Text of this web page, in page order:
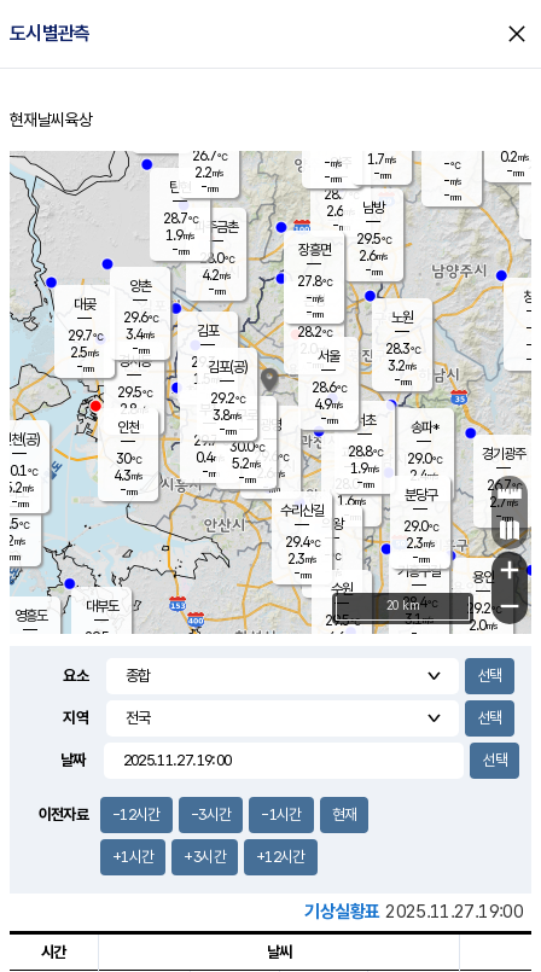
도시별관측 close
홈
현재날씨 육상
의도
℃
m/s
mm
영흥도
양주
28.7℃
2.6
-mm
과천
28.0℃
1.6m/s
- mm
용인
29.2℃
2.0m/s
경기광주
26.7℃
2.7m/s
-mm
3.8m/s
대부도
29.5
경서동
29.5℃
2.8 m/s
-mm
파주금촌
28.0℃
4.2m/s
-mm
-℃
-m/s
-mm
대곶
29.7℃
2.5m/s
-mm
창
-
-m/
-
탄현
28.7℃
1.9m/s
-mm
0.2m/s
-mm
의왕
- ℃
m/s
mm
김포
29.3℃
1.5 m/s
mm
광명
29.6 ℃
2.6 m/s
-mm
부천
29.7℃
0.4m/s
-mm
양촌
29.6℃
3.4m/s
-mm
구로
30.0℃
5.2m/s
-mm
은평
28.2℃
2.0 m/s
- mm
노원
28.3℃
3.2m/s
-mm
송파*
29.0℃
2.4m/s
-mm
서초
28.8℃
1.9m/s
-mm
남방
29.5℃
2.6m/s
-mm
기흥구갈
28.4℃
3.1m/s
-
수리산길
29.4℃
2.3m/s
-mm
분당구
29.0℃
2.3m/s
-mm
장흥면
27.8℃
-m/s
-mm
-m/s
-mm
인천(공)
30.1℃
5.2m/s
-mm
김포(공)
29.2℃
3.8m/s
-mm
수원
29.5℃
4.6 m/s
인천
30℃
4.3m/s
-mm
서울
28.6℃
4.9m/s
-mm
26.7℃
2.2m/s
-mm
1.7m/s
-mm
+
−
20 km
요소
지역
날짜
이전자료 -12시간 -3시간 -1시간 현재
+1시간 +3시간 +12시간
기상실황표 2025.11.27.19:00
시간 날씨